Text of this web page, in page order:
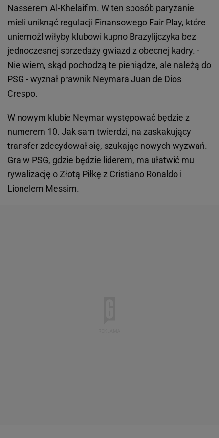
Nasserem Al-Khelaifim. W ten sposób paryżanie
mieli uniknąć regulacji Finansowego Fair Play, które
uniemożliwiłyby klubowi kupno Brazylijczyka bez
jednoczesnej sprzedaży gwiazd z obecnej kadry. -
Nie wiem, skąd pochodzą te pieniądze, ale należą do
PSG - wyznał prawnik Neymara Juan de Dios
Crespo.
W nowym klubie Neymar występować będzie z
numerem 10. Jak sam twierdzi, na zaskakujący
transfer zdecydował się, szukając nowych wyzwań.
Gra w PSG, gdzie będzie liderem, ma ułatwić mu
rywalizację o Złotą Piłkę z Cristiano Ronaldo i
Lionelem Messim.